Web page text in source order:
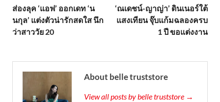
ส่องลุค ‘แอฟ’ ออกเดท ‘น
นกุล’ แต่งตัวน่ารักสดใส นึก
ว่าสาววัย 20
‘ณเดชน์-ญาญ่า’ ดินเนอร์ใต้
แสงเทียน จุ๊บแก้มฉลองครบ
1 ปี ขอแต่งงาน
About belle truststore
View all posts by belle truststore →